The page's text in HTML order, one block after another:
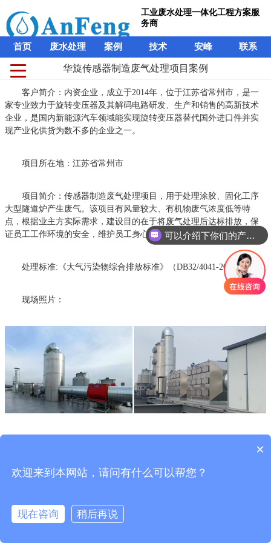
工业废水处理一体化工程方案服
务商
首页 废水处理 案例 技术 安峰 联系
华旋传感器制造废气处理项目案例
客户简介：内资企业，成立于2014年，位于江苏省常州市，是一
家专业致力于旋转变压器及其解码电路研发、生产和销售的高新技术
企业，是国内新能源汽车领域能实现旋转变压器替代国外进口件并实
现产业化供货为数不多的企业之一。
项目所在地：江苏省常州市
项目简介：传感器制造废气处理项目，用于处理涂胶、固化工序
大型隧道炉产生废气。该项目有风量较大、有机物废气浓度低等特
点，根据业主方实际需求，建设目的在于将废气处理后达标排放，保
证员工工作环境的安全，维护员工身心健康。
处理标准:《大气污染物综合排放标准》（DB32/4041-2021）
现场照片：
可以介绍下你们的产品么？
×
欢迎来到本网站，请问有什么可以帮您？
现在咨询 稍后再说